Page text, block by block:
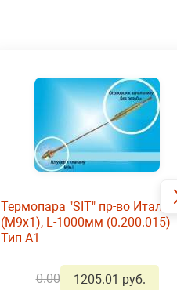
Термопара "SIT" пр-во Италия
(М9х1), L-1000мм (0.200.015)
Тип А1
0.00 1205.01 руб.